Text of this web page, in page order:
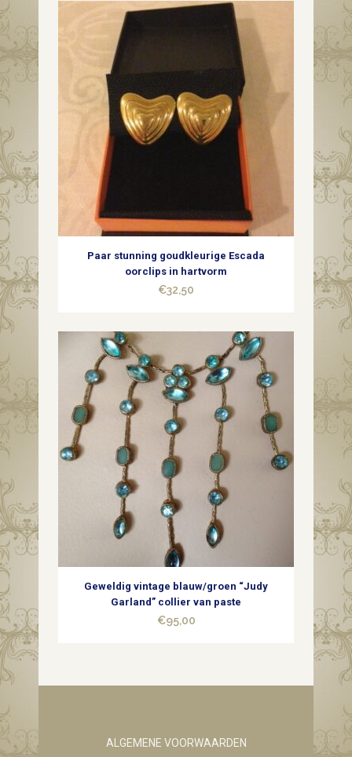
Paar stunning goudkleurige Escada
oorclips in hartvorm
€32,50
Geweldig vintage blauw/groen “Judy
Garland” collier van paste
€95,00
ALGEMENE VOORWAARDEN